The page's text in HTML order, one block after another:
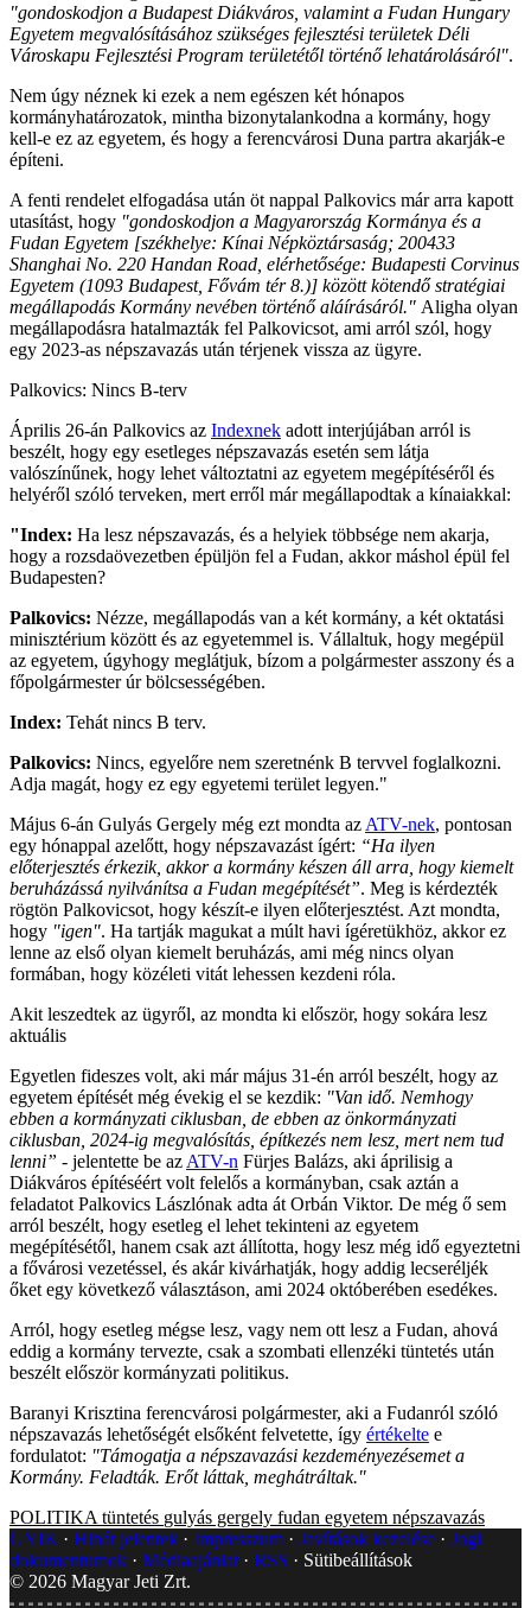
"gondoskodjon a Budapest Diákváros, valamint a Fudan Hungary
Egyetem megvalósításához szükséges fejlesztési területek Déli
Városkapu Fejlesztési Program területétől történő lehatárolásáról".
Nem úgy néznek ki ezek a nem egészen két hónapos
kormányhatározatok, mintha bizonytalankodna a kormány, hogy
kell-e ez az egyetem, és hogy a ferencvárosi Duna partra akarják-e
építeni.
A fenti rendelet elfogadása után öt nappal Palkovics már arra kapott
utasítást, hogy "gondoskodjon a Magyarország Kormánya és a
Fudan Egyetem [székhelye: Kínai Népköztársaság; 200433
Shanghai No. 220 Handan Road, elérhetősége: Budapesti Corvinus
Egyetem (1093 Budapest, Fővám tér 8.)] között kötendő stratégiai
megállapodás Kormány nevében történő aláírásáról." Aligha olyan
megállapodásra hatalmazták fel Palkovicsot, ami arról szól, hogy
egy 2023-as népszavazás után térjenek vissza az ügyre.
Palkovics: Nincs B-terv
Április 26-án Palkovics az Indexnek adott interjújában arról is
beszélt, hogy egy esetleges népszavazás esetén sem látja
valószínűnek, hogy lehet változtatni az egyetem megépítéséről és
helyéről szóló terveken, mert erről már megállapodtak a kínaiakkal:
"Index: Ha lesz népszavazás, és a helyiek többsége nem akarja,
hogy a rozsdaövezetben épüljön fel a Fudan, akkor máshol épül fel
Budapesten?
Palkovics: Nézze, megállapodás van a két kormány, a két oktatási
minisztérium között és az egyetemmel is. Vállaltuk, hogy megépül
az egyetem, úgyhogy meglátjuk, bízom a polgármester asszony és a
főpolgármester úr bölcsességében.
Index: Tehát nincs B terv.
Palkovics: Nincs, egyelőre nem szeretnénk B tervvel foglalkozni.
Adja magát, hogy ez egy egyetemi terület legyen."
Május 6-án Gulyás Gergely még ezt mondta az ATV-nek, pontosan
egy hónappal azelőtt, hogy népszavazást ígért: “Ha ilyen
előterjesztés érkezik, akkor a kormány készen áll arra, hogy kiemelt
beruházássá nyilvánítsa a Fudan megépítését”. Meg is kérdezték
rögtön Palkovicsot, hogy készít-e ilyen előterjesztést. Azt mondta,
hogy "igen". Ha tartják magukat a múlt havi ígéretükhöz, akkor ez
lenne az első olyan kiemelt beruházás, ami még nincs olyan
formában, hogy közéleti vitát lehessen kezdeni róla.
Akit leszedtek az ügyről, az mondta ki először, hogy sokára lesz
aktuális
Egyetlen fideszes volt, aki már május 31-én arról beszélt, hogy az
egyetem építését még évekig el se kezdik: "Van idő. Nemhogy
ebben a kormányzati ciklusban, de ebben az önkormányzati
ciklusban, 2024-ig megvalósítás, építkezés nem lesz, mert nem tud
lenni” - jelentette be az ATV-n Fürjes Balázs, aki áprilisig a
Diákváros építéséért volt felelős a kormányban, csak aztán a
feladatot Palkovics Lászlónak adta át Orbán Viktor. De még ő sem
arról beszélt, hogy esetleg el lehet tekinteni az egyetem
megépítésétől, hanem csak azt állította, hogy lesz még idő egyeztetni
a fővárosi vezetéssel, és akár kivárhatják, hogy addig lecseréljék
őket egy következő választáson, ami 2024 októberében esedékes.
Arról, hogy esetleg mégse lesz, vagy nem ott lesz a Fudan, ahová
eddig a kormány tervezte, csak a szombati ellenzéki tüntetés után
beszélt először kormányzati politikus.
Baranyi Krisztina ferencvárosi polgármester, aki a Fudanról szóló
népszavazás lehetőségét elsőként felvetette, így értékelte e
fordulatot: "Támogatja a népszavazási kezdeményezésemet a
Kormány. Feladták. Erőt láttak, meghátráltak."
POLITIKA tüntetés gulyás gergely fudan egyetem népszavazás
GYIK
Hibát jelentek Impresszum Javítások kezelése
Jogi
dokumentumok
Médiaajánlat RSS
Sütibeállítások
© 2026 Magyar Jeti Zrt.